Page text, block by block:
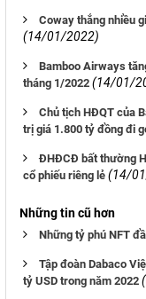
Coway thắng nhiều
(14/01/2022)
Bamboo Airways
tháng 1/2022 (14/01/
Chủ tịch HĐQT của
trị giá 1.800 tỷ đồng đi
ĐHĐCĐ bất thường
cổ phiếu riêng lẻ (14/
Những tin cũ hơn
Những tỷ phú NFT
Tập đoàn Dabaco
tỷ USD trong năm 2022